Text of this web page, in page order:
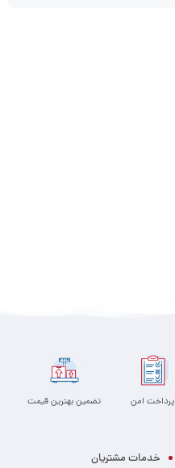
پرداخت امن تضمین بهترین قیمت
خدمات مشتریان